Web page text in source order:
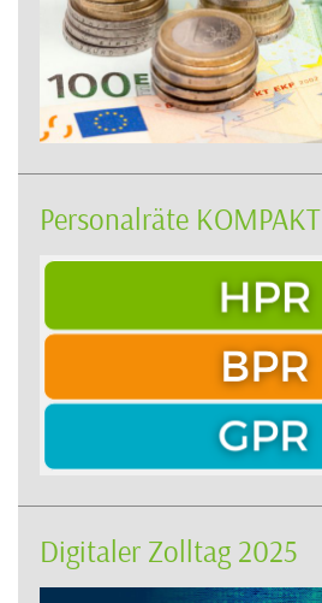
Personalräte KOMPAKT
Digitaler Zolltag 2025